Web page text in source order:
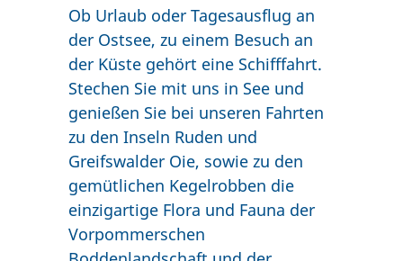
Ob Urlaub oder Tagesausflug an
der Ostsee, zu einem Besuch an
der Küste gehört eine Schifffahrt.
Stechen Sie mit uns in See und
genießen Sie bei unseren Fahrten
zu den Inseln Ruden und
Greifswalder Oie, sowie zu den
gemütlichen Kegelrobben die
einzigartige Flora und Fauna der
Vorpommerschen